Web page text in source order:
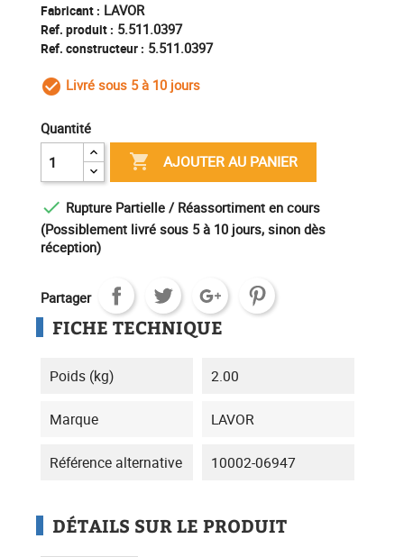
Fabricant : LAVOR
Ref. produit : 5.511.0397
Ref. constructeur : 5.511.0397
check_circle_outline
Livré sous 5 à 10 jours
Quantité
 AJOUTER AU PANIER
 Rupture Partielle / Réassortiment en cours
(Possiblement livré sous 5 à 10 jours, sinon dès
réception)
Partager
FICHE TECHNIQUE
Poids (kg) 2.00
Marque LAVOR
Référence alternative 10002-06947
DÉTAILS SUR LE PRODUIT